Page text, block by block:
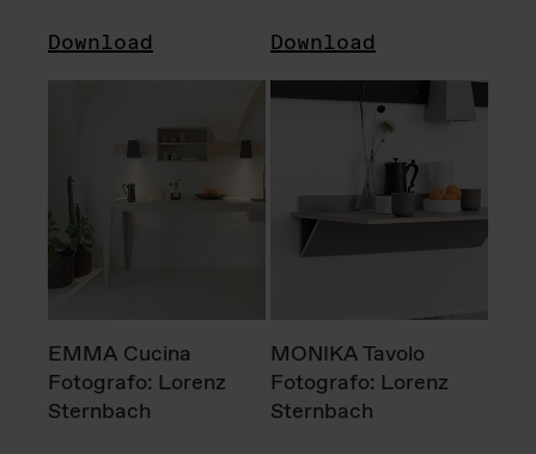
Download Download
EMMA Cucina
Fotografo: Lorenz
Sternbach
MONIKA Tavolo
Fotografo: Lorenz
Sternbach